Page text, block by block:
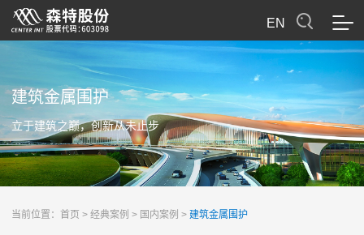
EN
建筑金属围护
立于建筑之巅，创新从未止步
当前位置： 首页 > 经典案例 > 国内案例 > 建筑金属围护